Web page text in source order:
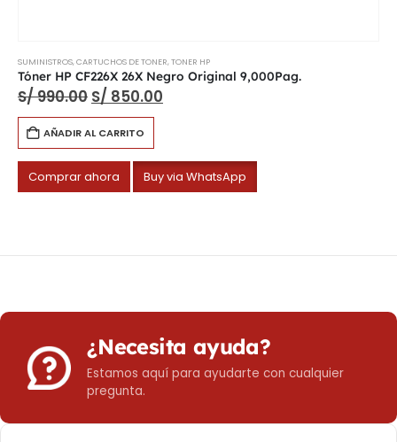
SUMINISTROS,CARTUCHOS DE TONER,TONER HP
Tóner HP CF226X 26X Negro Original 9,000Pag.
S/990.00 S/ 850.00
AÑADIR AL CARRITO
Comprar ahora Buy via WhatsApp
¿Necesita ayuda?
Estamos aquí para ayudarte con cualquier
pregunta.